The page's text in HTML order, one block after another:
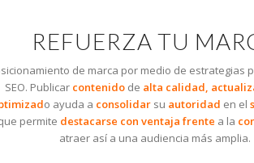
REFUERZA TU
de marca por medio de estrategias
SEO. Publicar contenido de alta calidad,
o ayuda a consolidar su autoridad en el
permite destacarse con ventaja frente a la
atraer así a una audiencia más amplia.